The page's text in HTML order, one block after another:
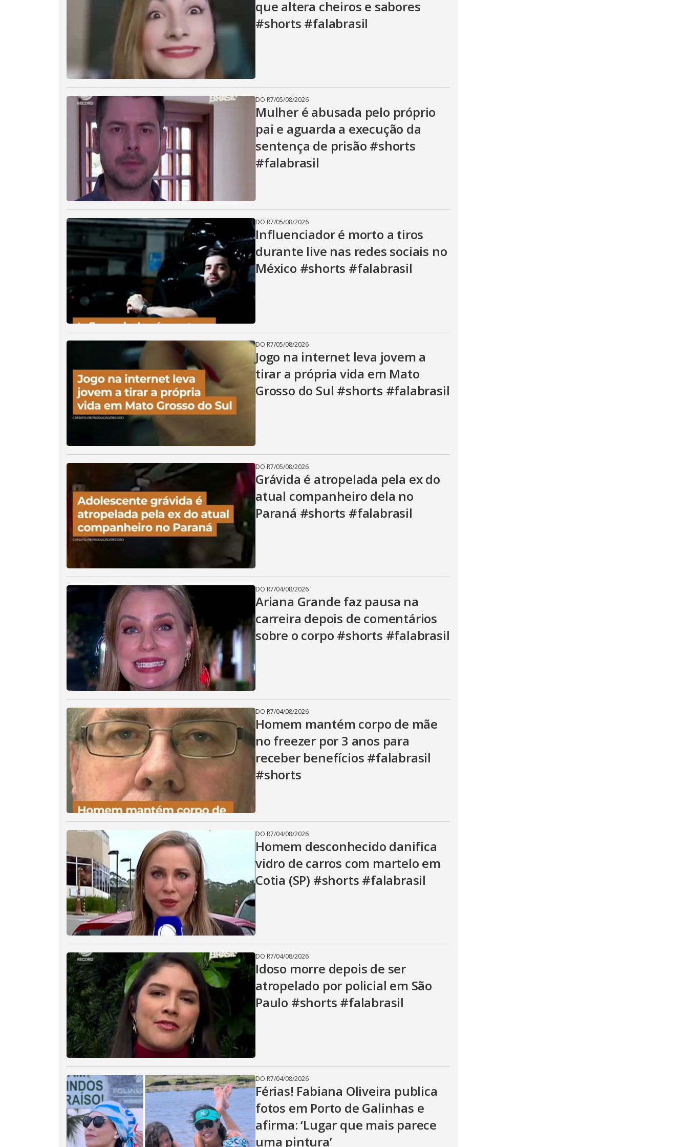
i
d
e
o
que altera cheiros e sabores
#shorts #falabrasil
DO R7/05/08/2026
Mulher é abusada pelo próprio
pai e aguarda a execução da
sentença de prisão #shorts
#falabrasil
DO R7/05/08/2026
Influenciador é morto a tiros
durante live nas redes sociais no
México #shorts #falabrasil
DO R7/05/08/2026
Jogo na internet leva jovem a
tirar a própria vida em Mato
Grosso do Sul #shorts #falabrasil
DO R7/05/08/2026
Grávida é atropelada pela ex do
atual companheiro dela no
Paraná #shorts #falabrasil
DO R7/04/08/2026
Ariana Grande faz pausa na
carreira depois de comentários
sobre o corpo #shorts #falabrasil
DO R7/04/08/2026
Homem mantém corpo de mãe
no freezer por 3 anos para
receber benefícios #falabrasil
#shorts
DO R7/04/08/2026
Homem desconhecido danifica
vidro de carros com martelo em
Cotia (SP) #shorts #falabrasil
DO R7/04/08/2026
Idoso morre depois de ser
atropelado por policial em São
Paulo #shorts #falabrasil
DO R7/04/08/2026
Férias! Fabiana Oliveira publica
fotos em Porto de Galinhas e
afirma: ‘Lugar que mais parece
uma pintura’